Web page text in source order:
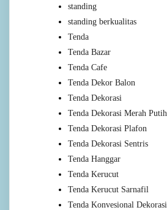
standing
standing berkualitas
Tenda
Tenda Bazar
Tenda Cafe
Tenda Dekor Balon
Tenda Dekorasi
Tenda Dekorasi Merah Putih
Tenda Dekorasi Plafon
Tenda Dekorasi Sentris
Tenda Hanggar
Tenda Kerucut
Tenda Kerucut Sarnafil
Tenda Konvesional Dekorasi